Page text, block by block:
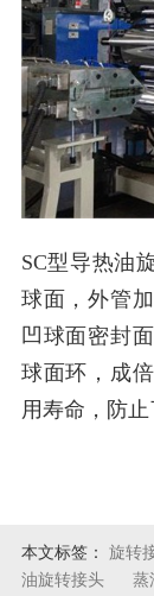
SC型导热油
球面，外管
凹球面密封
球面环，成
用寿命，防止
本文标签： 旋转
油旋转接头
蒸